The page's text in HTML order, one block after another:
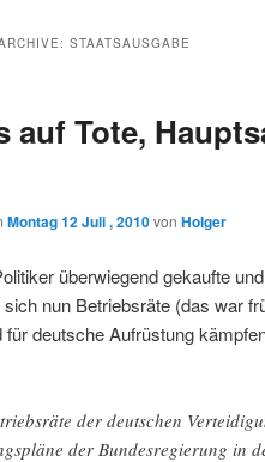
STAATSAUSGABE
auf Tote,
Montag 12 Juli , 2010von Holger
überwiegend gekaufte
nun Betriebsräte (das war
für deutsche Aufrüstung
der deutschen
der Bundesregierung in